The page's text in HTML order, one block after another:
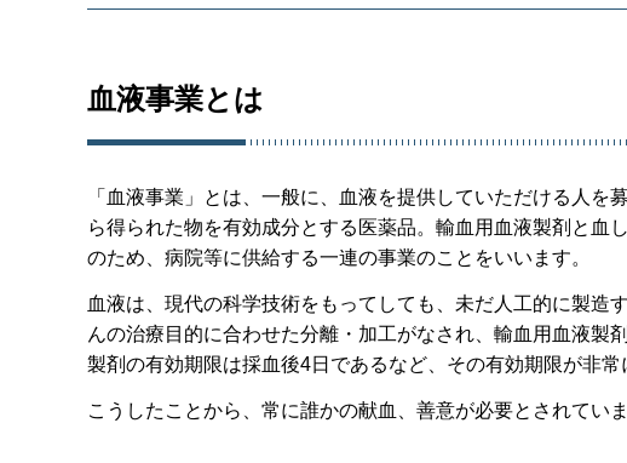
血液事業とは
「血液事業」とは、一般に、血液を提供していただける人
ら得られた物を有効成分とする医薬品。輸血用血液製剤と血
のため、病院等に供給する一連の事業のことをいいます。
血液は、現代の科学技術をもってしても、未だ人工的に製造
んの治療目的に合わせた分離・加工がなされ、輸血用血液製
製剤の有効期限は採血後4日であるなど、その有効期限が非常
こうしたことから、常に誰かの献血、善意が必要とされていま